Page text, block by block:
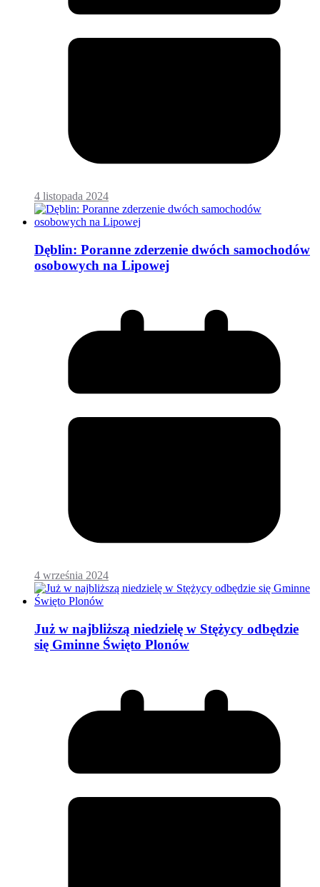
4 listopada 2024
Dęblin: Poranne zderzenie dwóch samochodów
osobowych na Lipowej
4 września 2024
Już w najbliższą niedzielę w Stężycy odbędzie
się Gminne Święto Plonów